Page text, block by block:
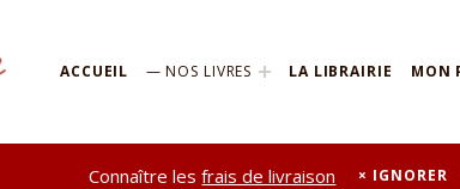
ACCUEIL NOS LIVRES LA LIBRAIRIE MON
Connaître lesfrais de livraison IGNORER